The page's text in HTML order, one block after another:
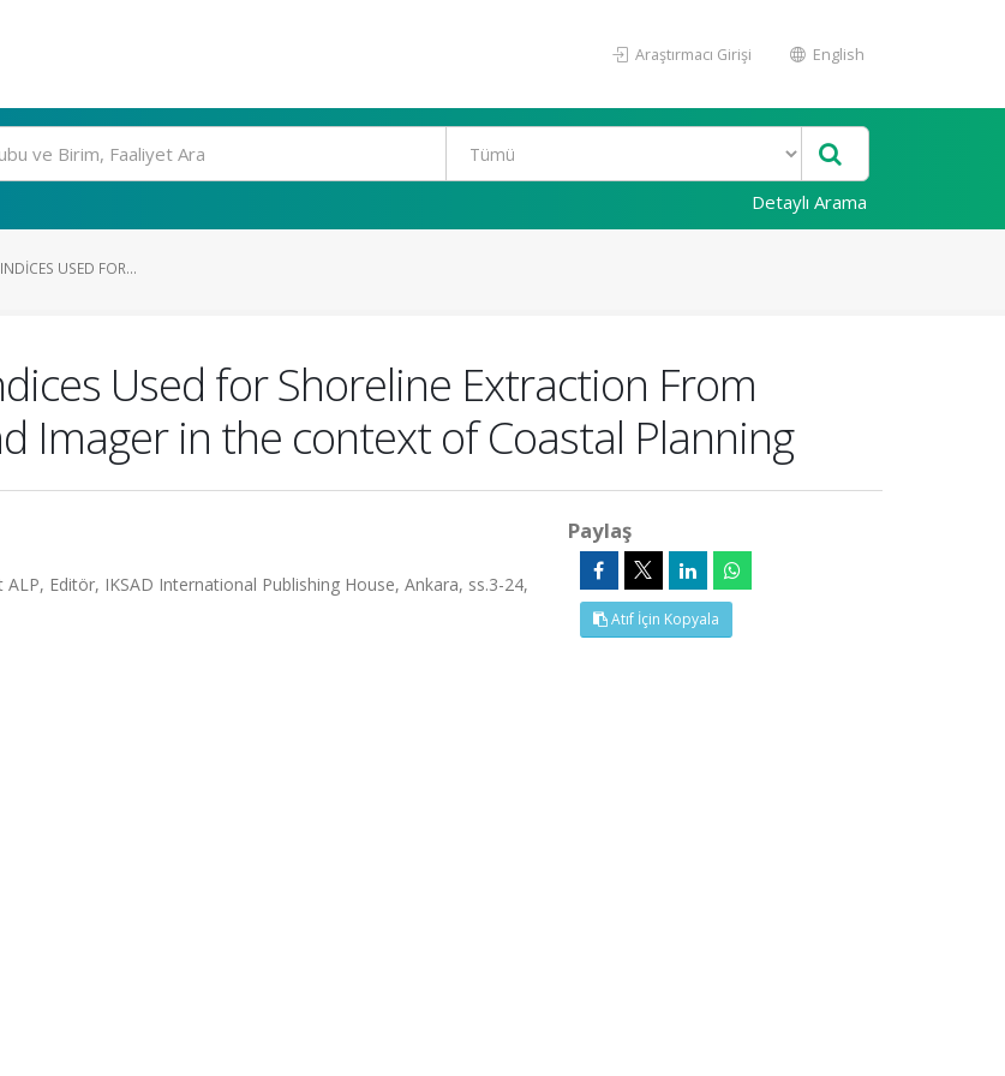
Araştırmacı Girişi English
Detaylı Arama
USED FOR...
Used for Shoreline Extraction From
Imager in the context of Coastal Planning
Editör, IKSAD International Publishing House, Ankara, ss.3-24,
Paylaş
Atıf İçin Kopyala